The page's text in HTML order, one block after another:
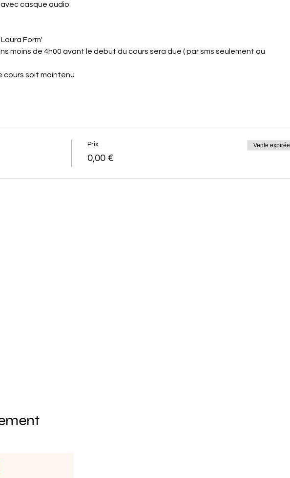
avec casque audio
Form'
moins de 4h00 avant le debut du cours sera due ( par sms seulement au
cours soit maintenu
Prix
0,00 €
Vente expirée